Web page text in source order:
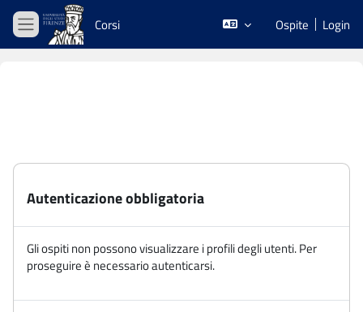
Vai al contenuto principale
Pannello laterale
Corsi Ospite Login
Autenticazione obbligatoria
Gli ospiti non possono visualizzare i profili degli utenti. Per
proseguire è necessario autenticarsi.